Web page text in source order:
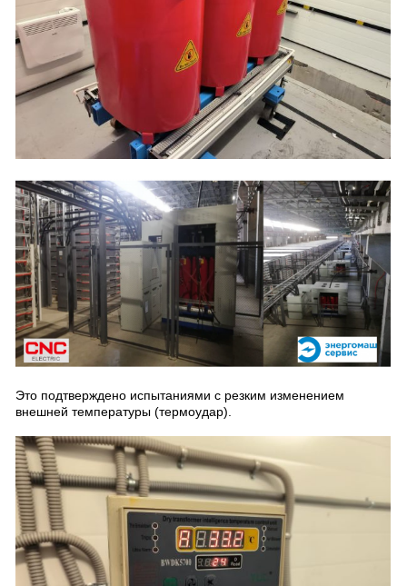
Это подтверждено испытаниями с резким изменением
внешней температуры (термоудар).